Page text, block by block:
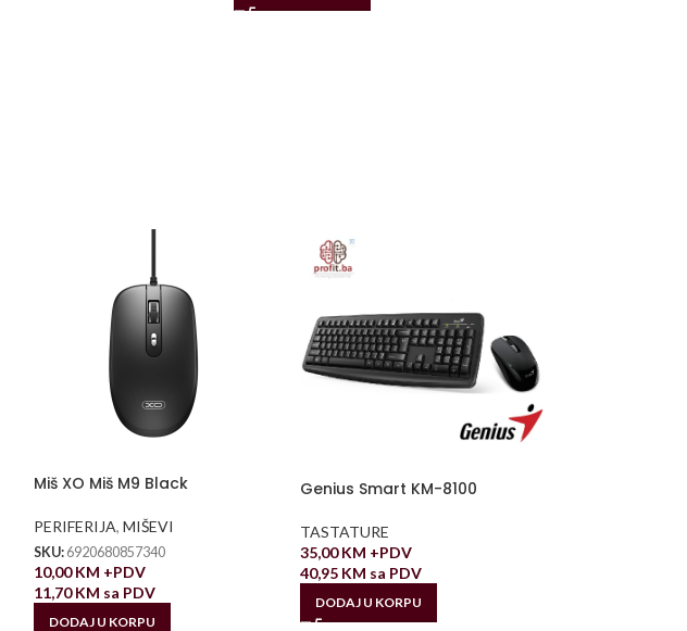
Miš XO Miš M9 Black
PERIFERIJA, MIŠEVI
SKU: 6920680857340
10,00KM +PDV
11,70KM sa PDV
DODAJ U KORPU
Genius Smart KM-8100
TASTATURE
35,00KM +PDV
40,95 KM sa PDV
DODAJ U KORPU